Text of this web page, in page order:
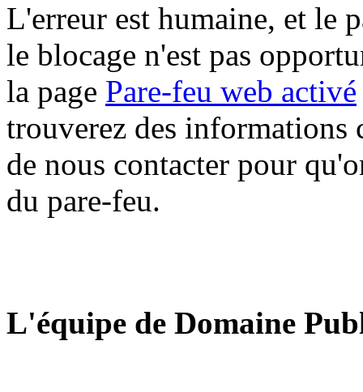
L'erreur est humaine, et le
le blocage n'est pas
la page Pare-feu web activé
trouverez des informations
de nous contacter pour
du pare-feu.
L'équipe de Domaine